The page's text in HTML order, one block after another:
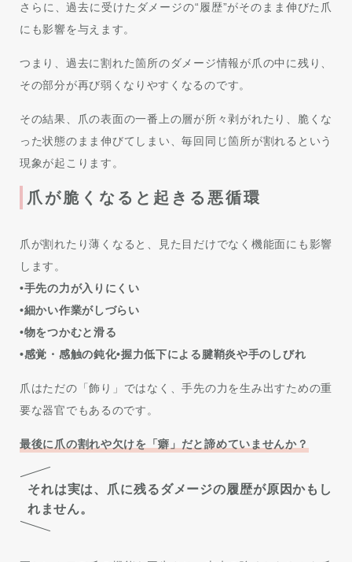
さらに、過去に受けたダメージの“履歴”がそのまま伸びた爪
にも影響を与えます。
つまり、過去に割れた箇所のダメージ情報が爪の中に残り、
その部分が再び弱くなりやすくなるのです。
その結果、爪の表面の一番上の層が所々剥がれたり、脆くな
った状態のまま伸びてしまい、毎回同じ箇所が割れるという
現象が起こります。
爪が脆くなると起きる悪循環
爪が割れたり薄くなると、見た目だけでなく機能面にも影響
します。
•手先の力が入りにくい
•細かい作業がしづらい
•物をつかむと滑る
•感覚・感触の鈍化•握力低下による腱鞘炎や手のしびれ
爪はただの「飾り」ではなく、手先の力を生み出すための重
要な器官でもあるのです。
最後に爪の割れや欠けを「癖」だと諦めていませんか？
それは実は、爪に残るダメージの履歴が原因かもし
れません。